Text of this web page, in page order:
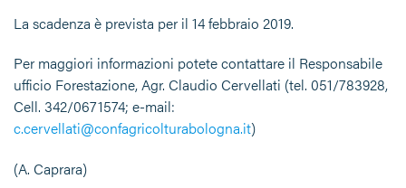
La scadenza è prevista per il 14 febbraio 2019.
Per maggiori informazioni potete contattare il Responsabile
ufficio Forestazione, Agr. Claudio Cervellati (tel. 051/783928,
Cell. 342/0671574; e-mail:
c.cervellati@confagricolturabologna.it)
(A. Caprara)